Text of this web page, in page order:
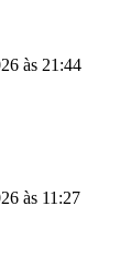
às 21:44
às 11:27